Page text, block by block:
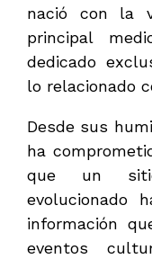
nació con la
principal
dedicado
lo relacionado
Desde sus
ha
que un
evolucionado
información
eventos